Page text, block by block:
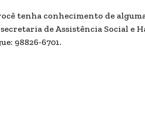
tenha conhecimento de
secretaria de Assistência Social e
98826-6701.